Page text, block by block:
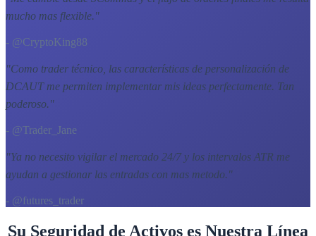
mucho mas flexible."
- @CryptoKing88
"Como trader técnico, las características de personalización de
DCAUT me permiten implementar mis ideas perfectamente. Tan
poderoso."
- @Trader_Jane
"Ya no necesito vigilar el mercado 24/7 y los intervalos ATR me
ayudan a gestionar las entradas con mas metodo. "
- @futures_trader
Su Seguridad de Activos es Nuestra Línea